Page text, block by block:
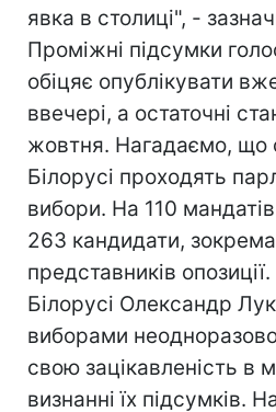
явка в столиці", -
Проміжні підсумки
обіцяє опублікувати
ввечері, а остаточні
жовтня. Нагадаємо, що
Білорусі проходять
вибори. На 110
263 кандидати,
представників
Білорусі Олександр
виборами
свою зацікавленість в
визнанні їх підсумків.